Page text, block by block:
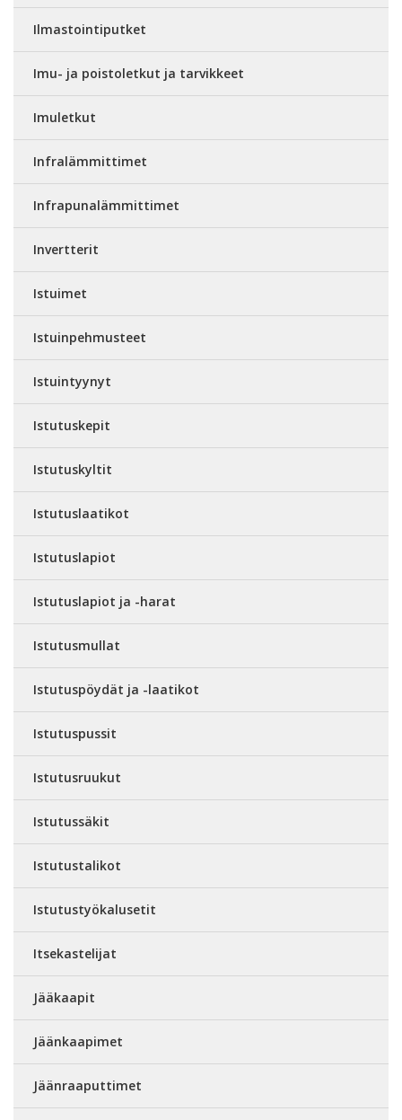
Ilmastointiputket
Imu- ja poistoletkut ja tarvikkeet
Imuletkut
Infralämmittimet
Infrapunalämmittimet
Invertterit
Istuimet
Istuinpehmusteet
Istuintyynyt
Istutuskepit
Istutuskyltit
Istutuslaatikot
Istutuslapiot
Istutuslapiot ja -harat
Istutusmullat
Istutuspöydät ja -laatikot
Istutuspussit
Istutusruukut
Istutussäkit
Istutustalikot
Istutustyökalusetit
Itsekastelijat
Jääkaapit
Jäänkaapimet
Jäänraaputtimet